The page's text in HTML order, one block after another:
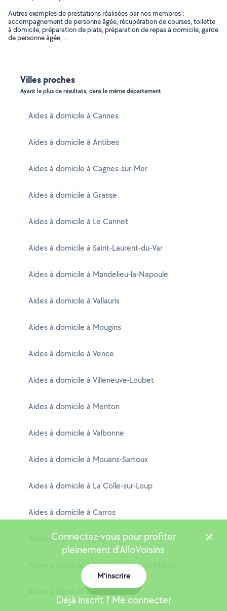
Autres exemples de prestations réalisées par nos membres :
accompagnement de personne âgée, récupération de courses, toilette
à domicile, préparation de plats, préparation de repas à domicile, garde
de personne âgée, ..
Villes proches
Ayant le plus de résultats, dans le même département
Aides à domicile à Cannes
Aides à domicile à Antibes
Aides à domicile à Cagnes-sur-Mer
Aides à domicile à Grasse
Aides à domicile à Le Cannet
Aides à domicile à Saint-Laurent-du-Var
Aides à domicile à Mandelieu-la-Napoule
Aides à domicile à Vallauris
Aides à domicile à Mougins
Aides à domicile à Vence
Aides à domicile à Villeneuve-Loubet
Aides à domicile à Menton
Aides à domicile à Valbonne
Aides à domicile à Mouans-Sartoux
Aides à domicile à La Colle-sur-Loup
Aides à domicile à Carros
Aides à domicile à Biot
Aides à domicile à Roquebrune-Cap-Martin
Aides à domicile à Peymeinade
Connectez-vous pour profiter
pleinement d'AlloVoisins
M'inscrire
Déjà inscrit ? Me connecter